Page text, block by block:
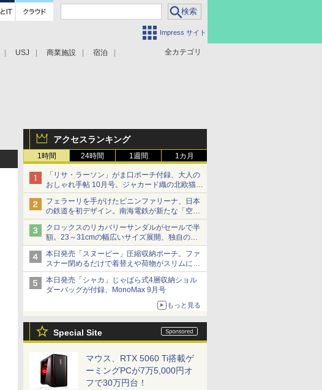
Impress サイト
全カテゴリ
USJ 商業施設 宿泊
アクセスランキング
1時間 24時間 1週間 1カ月
「リサ・ラーソン」がま口ポーチ付録、大人の
おしゃれ手帖 10月号。ジャカード織の北欧猫デ
ザイン
フェラーリを手がけたピニンファリーナ、日本
の鉄道を初デザイン。南海電鉄が新たな「空港
特急」をなにわ筋線へ導入
クロックスのリカバリーサンダルがセールで半
額。23～31cmの幅広いサイズ展開、独自のク
ッション素材を採用
本日発売「スヌーピー」圧縮収納ポーチ。ファ
スナー閉めるだけで着替えや荷物がスリムにま
とまる
本日発売「シャカ」じゃばら式4層収納ショル
ダーバッグが付録、MonoMax 9月号
もっと見る
Special Site
マウス、RTX 5060 Ti搭載ゲ
ーミングPCが7万5,000円オ
フで30万円台！